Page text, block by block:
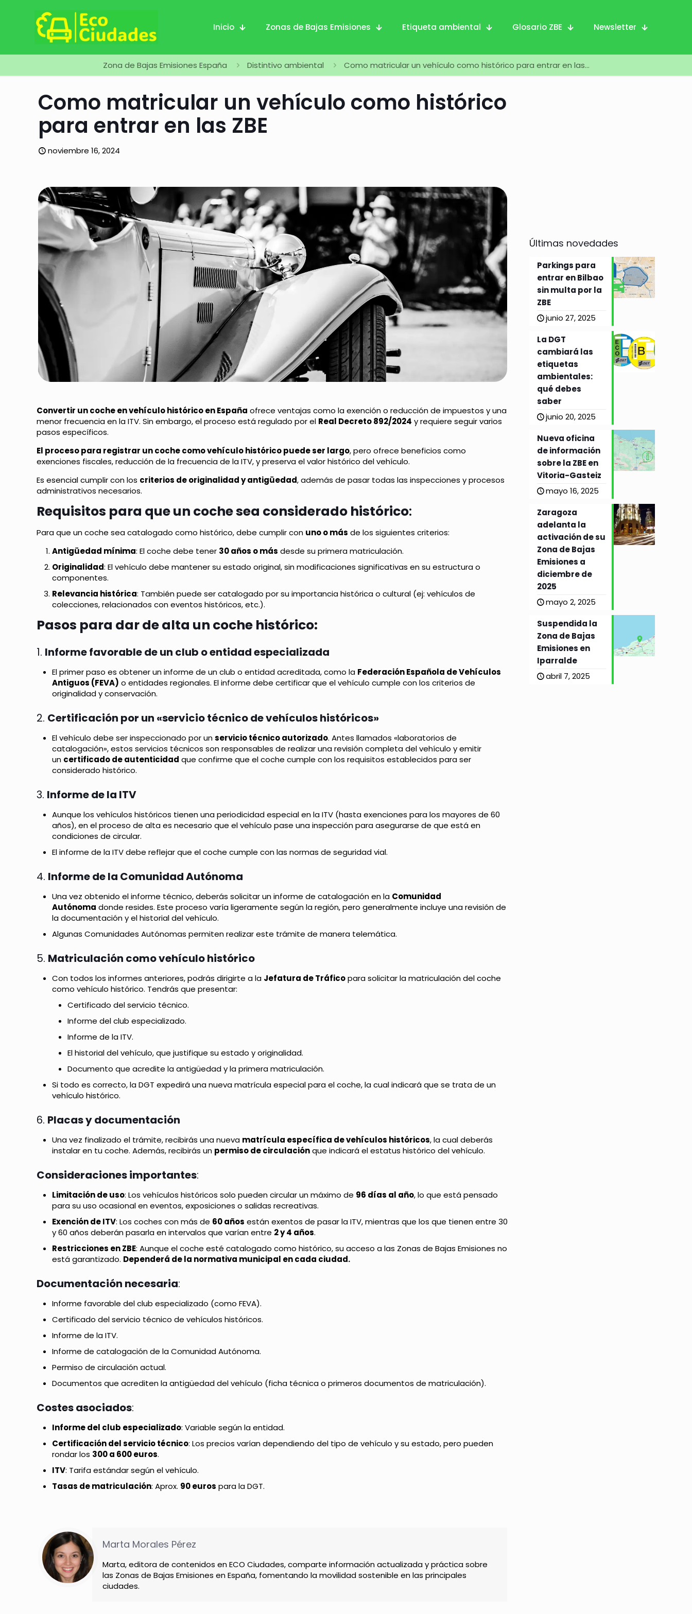
Inicio Zonas de Bajas Emisiones Etiqueta ambiental Glosario ZBE Newsletter
Zona de Bajas Emisiones España Distintivo ambiental Como matricular un vehículo como histórico para entrar en las…
Como matricular un vehículo como histórico
para entrar en las ZBE
noviembre 16, 2024
Convertir un coche en vehículo histórico en España ofrece ventajas como la exención o reducción de impuestos y una
menor frecuencia en la ITV. Sin embargo, el proceso está regulado por el Real Decreto 892/2024 y requiere seguir varios
pasos específicos.
El proceso para registrar un coche como vehículo histórico puede ser largo, pero ofrece beneficios como
exenciones fiscales, reducción de la frecuencia de la ITV, y preserva el valor histórico del vehículo.
Es esencial cumplir con los criterios de originalidad y antigüedad, además de pasar todas las inspecciones y procesos
administrativos necesarios.
Requisitos para que un coche sea considerado histórico:
Para que un coche sea catalogado como histórico, debe cumplir con uno o más de los siguientes criterios:
Antigüedad mínima: El coche debe tener 30 años o más desde su primera matriculación.
Originalidad: El vehículo debe mantener su estado original, sin modificaciones significativas en su estructura o
componentes.
Relevancia histórica: También puede ser catalogado por su importancia histórica o cultural (ej: vehículos de
colecciones, relacionados con eventos históricos, etc.).
Pasos para dar de alta un coche histórico:
1. Informe favorable de un club o entidad especializada
El primer paso es obtener un informe de un club o entidad acreditada, como la Federación Española de Vehículos
Antiguos (FEVA) o entidades regionales. El informe debe certificar que el vehículo cumple con los criterios de
originalidad y conservación.
2. Certificación por un «servicio técnico de vehículos históricos»
El vehículo debe ser inspeccionado por unservicio técnico autorizado. Antes llamados «laboratorios de
catalogación», estos servicios técnicos son responsables de realizar una revisión completa del vehículo y emitir
un certificado de autenticidad que confirme que el coche cumple con los requisitos establecidos para ser
considerado histórico.
3. Informe de la ITV
Aunque los vehículos históricos tienen una periodicidad especial en la ITV (hasta exenciones para los mayores de 60
años), en el proceso de alta es necesario que el vehículo pase una inspección para asegurarse de que está en
condiciones de circular.
El informe de la ITV debe reflejar que el coche cumple con las normas de seguridad vial.
4. Informe de la Comunidad Autónoma
Una vez obtenido el informe técnico, deberás solicitar un informe de catalogación en la Comunidad
Autónoma donde resides. Este proceso varía ligeramente según la región, pero generalmente incluye una revisión de
la documentación y el historial del vehículo.
Algunas Comunidades Autónomas permiten realizar este trámite de manera telemática.
5. Matriculación como vehículo histórico
Con todos los informes anteriores, podrás dirigirte a la Jefatura de Tráficopara solicitar la matriculación del coche
como vehículo histórico. Tendrás que presentar:
Certificado del servicio técnico.
Informe del club especializado.
Informe de la ITV.
El historial del vehículo, que justifique su estado y originalidad.
Documento que acredite la antigüedad y la primera matriculación.
Si todo es correcto, la DGT expedirá una nueva matrícula especial para el coche, la cual indicará que se trata de un
vehículo histórico.
6. Placas y documentación
Una vez finalizado el trámite, recibirás una nueva matrícula específica de vehículos históricos, la cual deberás
instalar en tu coche. Además, recibirás un permiso de circulaciónque indicará el estatus histórico del vehículo.
Consideraciones importantes:
Limitación de uso: Los vehículos históricos solo pueden circular un máximo de 96 días al año, lo que está pensado
para su uso ocasional en eventos, exposiciones o salidas recreativas.
Exención de ITV: Los coches con más de 60 años están exentos de pasar la ITV, mientras que los que tienen entre 30
y 60 años deberán pasarla en intervalos que varían entre 2 y 4 años.
Restricciones en ZBE: Aunque el coche esté catalogado como histórico, su acceso a las Zonas de Bajas Emisiones no
está garantizado. Dependerá de la normativa municipal en cada ciudad.
Documentación necesaria:
Informe favorable del club especializado (como FEVA).
Certificado del servicio técnico de vehículos históricos.
Informe de la ITV.
Informe de catalogación de la Comunidad Autónoma.
Permiso de circulación actual.
Documentos que acrediten la antigüedad del vehículo (ficha técnica o primeros documentos de matriculación).
Costes asociados:
Informe del club especializado: Variable según la entidad.
Certificación del servicio técnico: Los precios varían dependiendo del tipo de vehículo y su estado, pero pueden
rondar los 300 a 600 euros.
ITV: Tarifa estándar según el vehículo.
Tasas de matriculación: Aprox. 90 euros para la DGT.
Marta Morales Pérez
Marta, editora de contenidos en ECO Ciudades, comparte información actualizada y práctica sobre
las Zonas de Bajas Emisiones en España, fomentando la movilidad sostenible en las principales
ciudades.
Últimas novedades
Parkings para
entrar en Bilbao
sin multa por la
ZBE
junio 27, 2025
La DGT
cambiará las
etiquetas
ambientales:
qué debes
saber
junio 20, 2025
Nueva oficina
de información
sobre la ZBE en
Vitoria-Gasteiz
mayo 16, 2025
Zaragoza
adelanta la
activación de su
Zona de Bajas
Emisiones a
diciembre de
2025
mayo 2, 2025
Suspendida la
Zona de Bajas
Emisiones en
Iparralde
abril 7, 2025